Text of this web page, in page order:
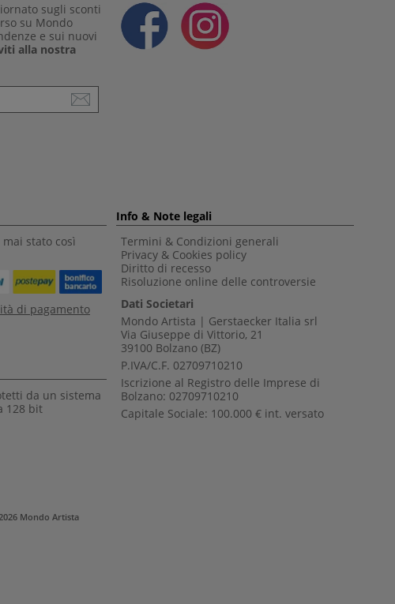
sugli sconti
su Mondo
e sui nuovi
alla nostra
stato così
di pagamento
Info & Note legali
Termini & Condizioni generali
Privacy & Cookies policy
Diritto di recesso
Risoluzione online delle controversie
Dati Societari
Mondo Artista | Gerstaecker Italia srl
Via Giuseppe di Vittorio, 21
39100 Bolzano (BZ)
P.IVA/C.F. 02709710210
Iscrizione al Registro delle Imprese di
Bolzano: 02709710210
Capitale Sociale: 100.000 € int. versato
da un sistema
128 bit
Mondo Artista